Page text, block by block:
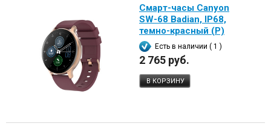
Смарт-часы Canyon
SW-68 Badian, IP68,
темно-красный (Р)
Есть в наличии ( 1 )
2 765 руб.
В КОРЗИНУ